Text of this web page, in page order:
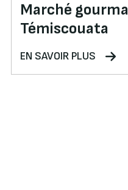
Marché
Témiscouata
EN SAVOIR PLUS